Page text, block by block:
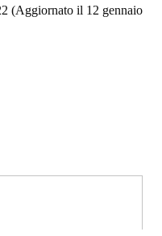
(Aggiornato il 12 gennaio